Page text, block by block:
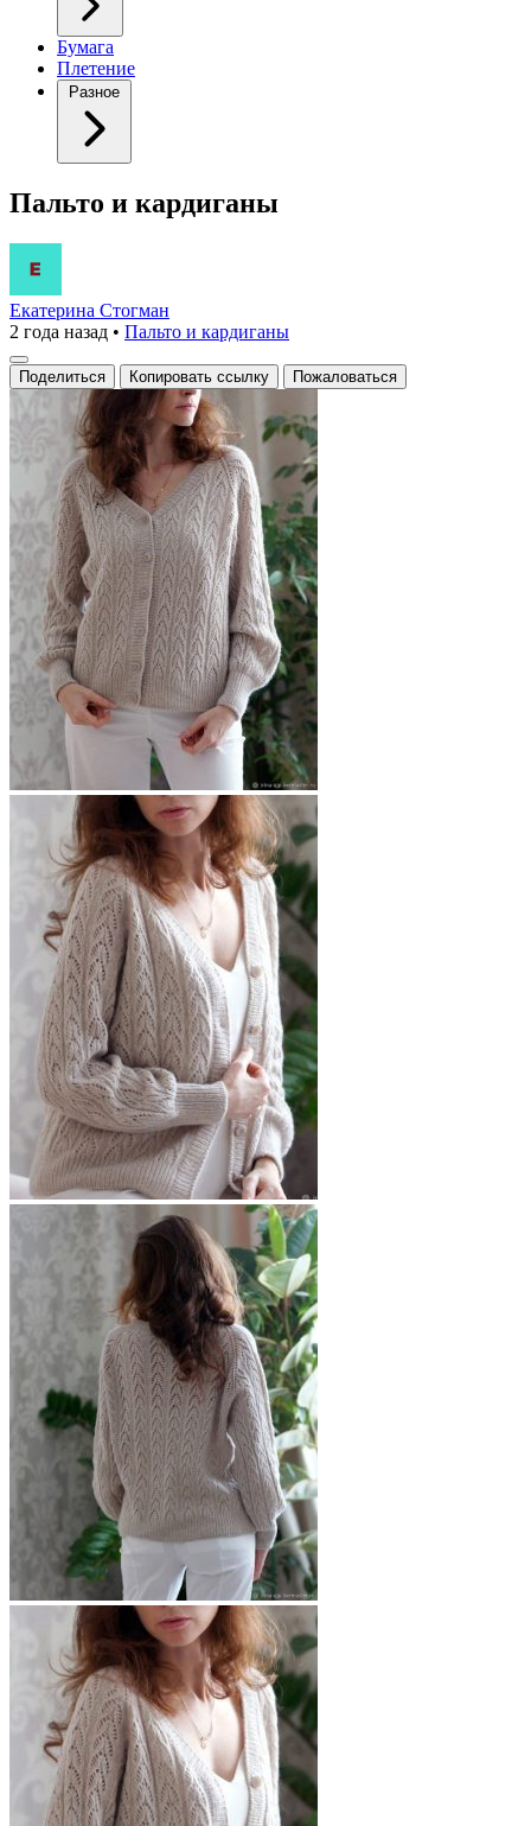
Бумага
Плетение
Разное
Пальто и кардиганы
Екатерина Стогман
2 года назад • Пальто и кардиганы
Поделиться Копировать ссылку Пожаловаться